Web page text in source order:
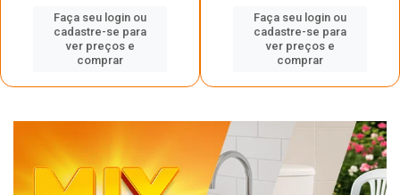
Faça seu login ou
cadastre-se para
ver preços e
comprar
Faça seu login ou
cadastre-se para
ver preços e
comprar